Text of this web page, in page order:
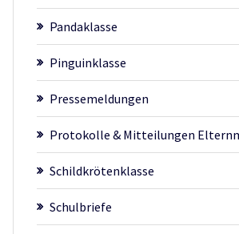
Pandaklasse
Pinguinklasse
Pressemeldungen
Protokolle & Mitteilungen
Schildkrötenklasse
Schulbriefe